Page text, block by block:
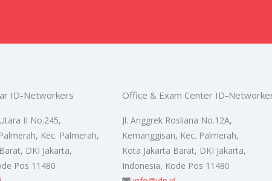
ID-Networkers
II No.245,
Kec. Palmerah,
DKI Jakarta,
Pos 11480
Office & Exam Center ID-
Jl. Anggrek Rosliana No.12A,
Kemanggisan, Kec. Palmerah,
Kota Jakarta Barat, DKI Jakarta,
Indonesia, Kode Pos 11480